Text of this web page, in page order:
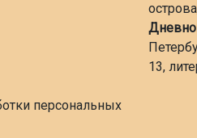
персональных
13,